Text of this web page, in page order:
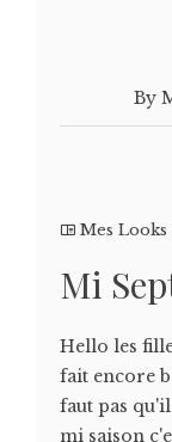
By
Mes Looks
Mi
Hello les
fait encore
faut pas
mi saison